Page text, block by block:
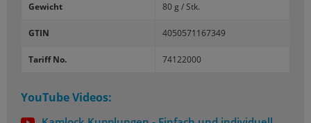
Gewicht 80 g / Stk.
GTIN 4050571167349
Tariff No. 74122000
YouTube Videos: